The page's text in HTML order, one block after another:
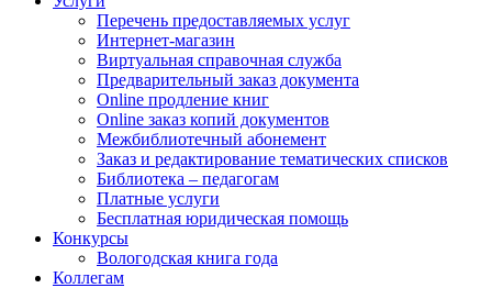
Перечень предоставляемых услуг
Интернет-магазин
Виртуальная справочная служба
Предварительный заказ документа
Online продление книг
Online заказ копий документов
Межбиблиотечный абонемент
Заказ и редактирование тематических списков
Библиотека – педагогам
Платные услуги
Бесплатная юридическая помощь
Конкурсы
Вологодская книга года
Коллегам